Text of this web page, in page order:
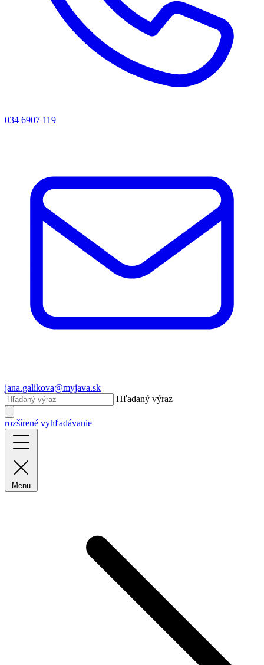
034 6907 119
jana.galikova@myjava.sk
Hľadaný výraz
rozšírené vyhľadávanie
Menu